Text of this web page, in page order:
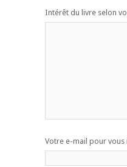
Intérêt du livre selon
Votre e-mail pour